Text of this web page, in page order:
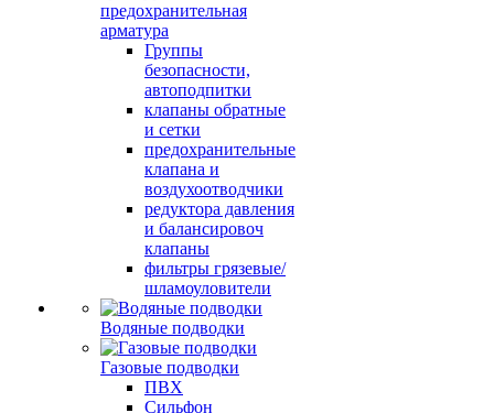
предохранительная
арматура
Группы
безопасности,
автоподпитки
клапаны обратные
и сетки
предохранительные
клапана и
воздухоотводчики
редуктора давления
и балансировоч
клапаны
фильтры грязевые/
шламоуловители
Водяные подводки
Газовые подводки
ПВХ
Сильфон